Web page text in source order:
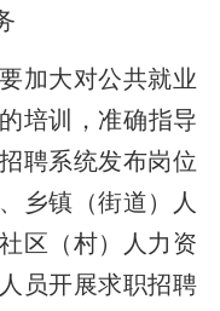
加大对公共就业
培训
，准确指导
聘系统发布岗位
乡镇（街道）人
区（村）人力资
员开展求职招聘